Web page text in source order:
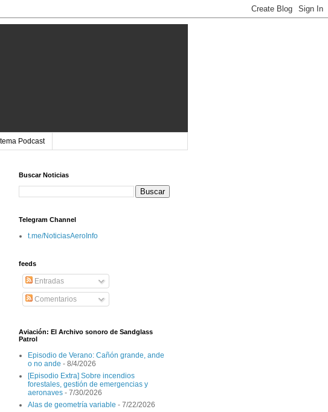
Podcast
Buscar Noticias
Telegram Channel
t.me/NoticiasAeroInfo
feeds
Entradas
Comentarios
Aviación: El Archivo sonoro de Sandglass
Patrol
Episodio de Verano: Cañón grande, ande
o no ande - 8/4/2026
[Episodio Extra] Sobre incendios
forestales, gestión de emergencias y
aeronaves - 7/30/2026
Alas de geometría variable - 7/22/2026